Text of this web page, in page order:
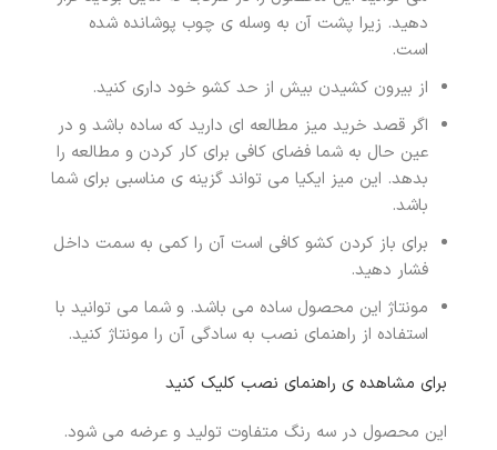
دهید. زیرا پشت آن به وسله ی چوب پوشانده شده
است.
از بیرون کشیدن بیش از حد کشو خود داری کنید.
اگر قصد خرید میز مطالعه ای دارید که ساده باشد و در
عین حال به شما فضای کافی برای کار کردن و مطالعه را
بدهد. این میز ایکیا می تواند گزینه ی مناسبی برای شما
باشد.
برای باز کردن کشو کافی است آن را کمی به سمت داخل
فشار دهید.
مونتاژ این محصول ساده می باشد. و شما می توانید با
استفاده از راهنمای نصب به سادگی آن را مونتاژ کنید.
برای مشاهده ی راهنمای نصب کلیک کنید
این محصول در سه رنگ متفاوت تولید و عرضه می شود.